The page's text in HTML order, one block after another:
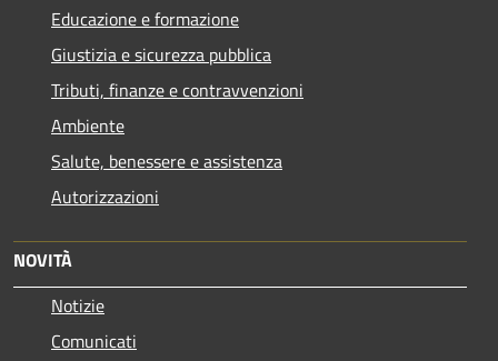
Educazione e formazione
Giustizia e sicurezza pubblica
Tributi, finanze e contravvenzioni
Ambiente
Salute, benessere e assistenza
Autorizzazioni
NOVITÀ
Notizie
Comunicati